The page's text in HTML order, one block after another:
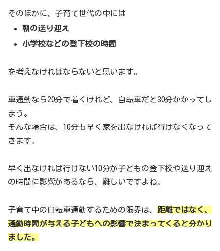
そのほかに、子育て世代の中には
朝の送り迎え
小学校などの登下校の時間
を考えなければならないと思います。
車通勤なら20分で着くけれど、自転車だと30分かかってし
まう。
そんな場合は、10分も早く家を出なければ行けなくなって
きます。
早く出なければ行けない10分が子どもの登下校や送り迎え
の時間に影響があるなら、難しいですよね。
子育て中の自転車通勤するための限界は、 距離ではなく、
通勤時間が与える子どもへの影響で決まってくると分かり
ました。